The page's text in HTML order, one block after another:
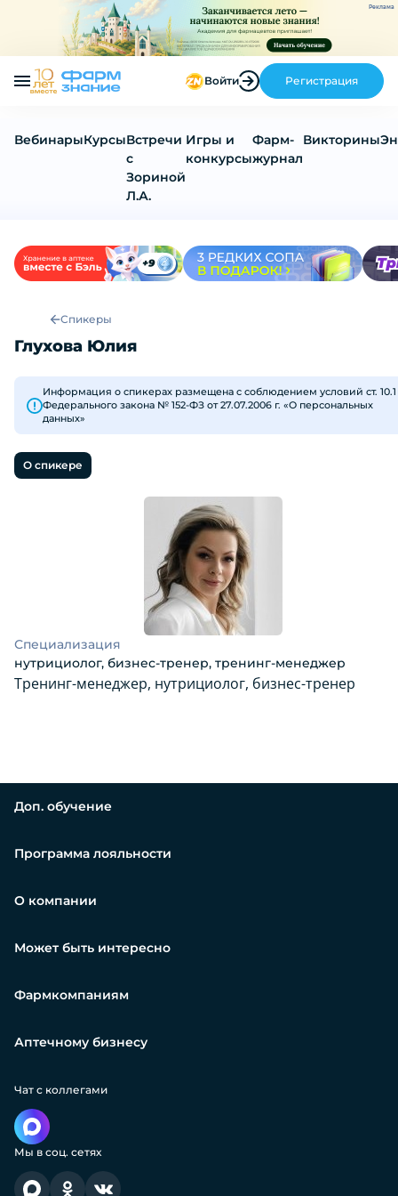
Реклама
Войти Регистрация
ВебинарыКурсыВстречи
с
Зориной
Л.А.
Игры и
конкурсы
Фарм-
журнал
Викторины
Спикеры
Глухова Юлия
Информация о спикерах размещена с соблюдением условий ст. 10.1
Федерального закона № 152-ФЗ от 27.07.2006 г. «О персональных
данных»
О спикере
Специализация
нутрициолог, бизнес-тренер, тренинг-менеджер
Тренинг-менеджер, нутрициолог, бизнес-тренер
Доп. обучение
Программа лояльности
О компании
Может быть интересно
Фармкомпаниям
Аптечному бизнесу
Чат с коллегами
Мы в соц. сетях